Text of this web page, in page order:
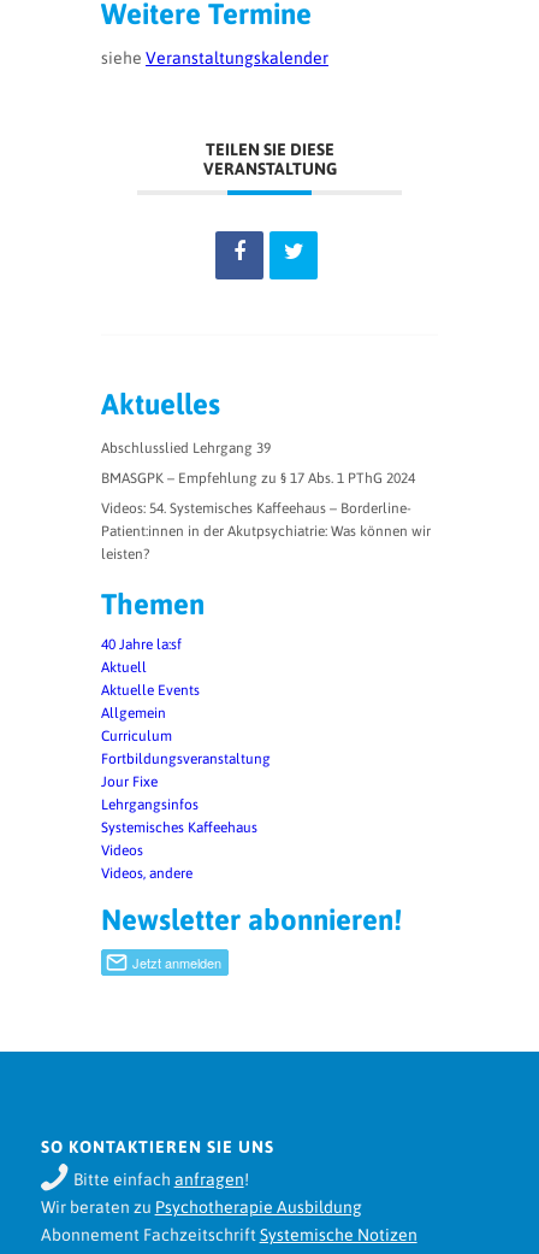
Weitere Termine
siehe Veranstaltungskalender
TEILEN SIE DIESE
VERANSTALTUNG
Aktuelles
Abschlusslied Lehrgang 39
BMASGPK – Empfehlung zu § 17 Abs. 1 PThG 2024
Videos: 54. Systemisches Kaffeehaus – Borderline-
Patient:innen in der Akutpsychiatrie: Was können wir
leisten?
Themen
40 Jahre la:sf
Aktuell
Aktuelle Events
Allgemein
Curriculum
Fortbildungsveranstaltung
Jour Fixe
Lehrgangsinfos
Systemisches Kaffeehaus
Videos
Videos, andere
Newsletter abonnieren!
SO KONTAKTIEREN SIE UNS
Bitte einfach anfragen!
Wir beraten zu Psychotherapie Ausbildung
Abonnement FachzeitschriftSystemische Notizen